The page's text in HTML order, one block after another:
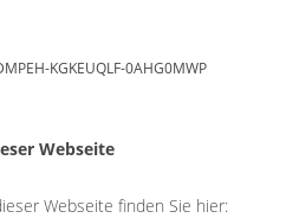
KGKEUQLF-0AHG0MWP
Webseite
Webseite finden Sie hier: